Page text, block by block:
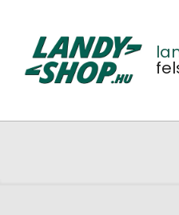
content